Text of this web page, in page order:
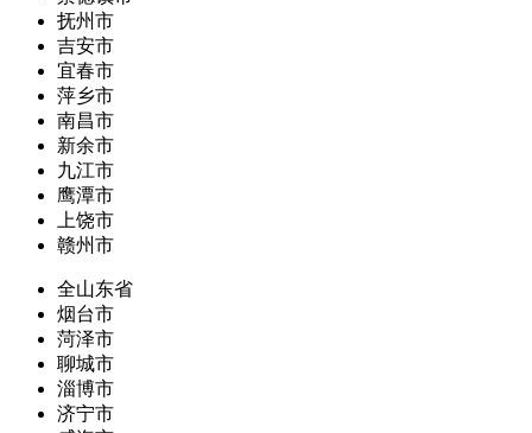
抚州市
吉安市
宜春市
萍乡市
南昌市
新余市
九江市
鹰潭市
上饶市
赣州市
全山东省
烟台市
菏泽市
聊城市
淄博市
济宁市